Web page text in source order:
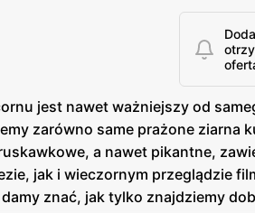
jest nawet ważniejszy od
zarówno same prażone ziarna
a nawet pikantne,
jak i wieczornym przeglądzie
znać, jak tylko znajdziemy